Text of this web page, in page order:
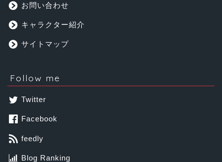
お問い合わせ
キャラクター紹介
サイトマップ
Follow me
Twitter
Facebook
feedly
Blog Ranking